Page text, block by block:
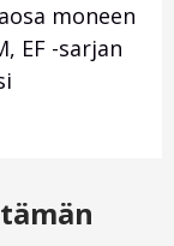
moneen
EF -sarjan